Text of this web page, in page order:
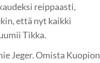
reippaasti,
että nyt kaikki
Tikka.
Jeger. Omista Kuopion